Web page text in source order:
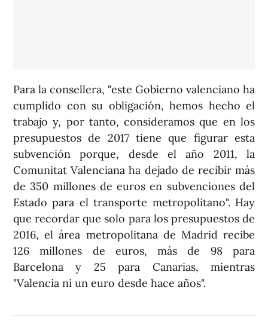
Para la consellera, "este Gobierno valenciano ha
cumplido con su obligación, hemos hecho el
trabajo y, por tanto, consideramos que en los
presupuestos de 2017 tiene que figurar esta
subvención porque, desde el año 2011, la
Comunitat Valenciana ha dejado de recibir más
de 350 millones de euros en subvenciones del
Estado para el transporte metropolitano". Hay
que recordar que solo para los presupuestos de
2016, el área metropolitana de Madrid recibe
126 millones de euros, más de 98 para
Barcelona y 25 para Canarias, mientras
"Valencia ni un euro desde hace años".